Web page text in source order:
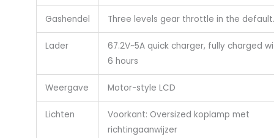
Gashendel Three levels gear throttle in the default.
Lader
67.2V~5A quick charger, fully charged
6 hours
Weergave Motor-style LCD
Lichten
Voorkant: Oversized koplamp met
richtingaanwijzer